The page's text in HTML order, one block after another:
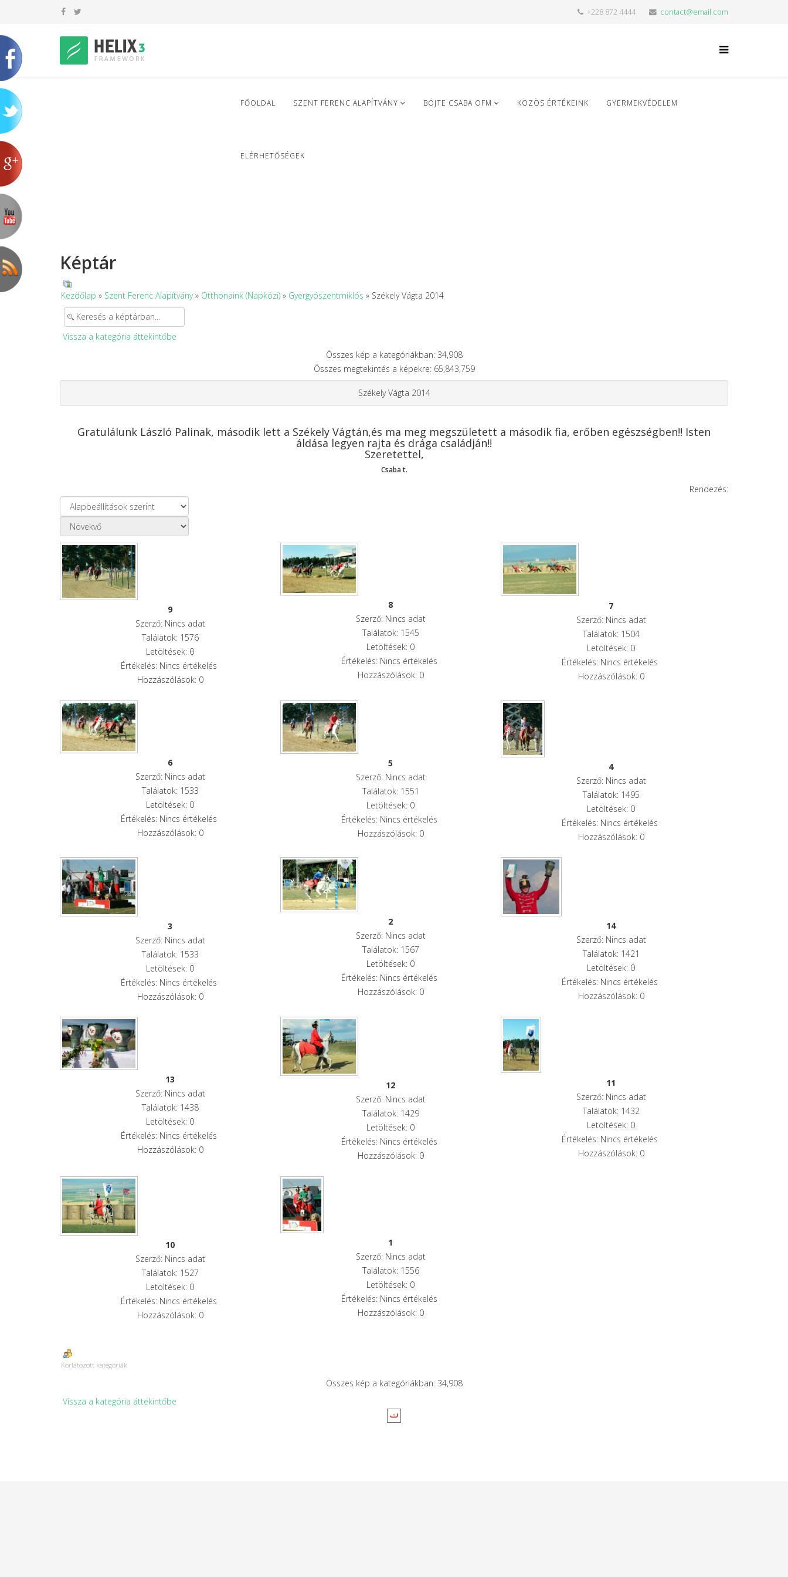
+228 872 4444 contact@email.com
FŐOLDAL SZENT FERENC ALAPÍTVÁNY BÖJTE CSABA OFM KÖZÖS ÉRTÉKEINK GYERMEKVÉDELEM
ELÉRHETŐSÉGEK
Képtár
Kezdőlap » Szent Ferenc Alapítvány» Otthonaink (Napközi) » Gyergyószentmiklós » Székely Vágta 2014
Vissza a kategória áttekintőbe
Összes kép a kategóriákban: 34,908
Összes megtekintés a képekre: 65,843,759
Székely Vágta 2014
Gratulálunk László Palinak, második lett a Székely Vágtán,és ma meg megszületett a második fia, erőben egészségben!! Isten
áldása legyen rajta és drága családján!!
Szeretettel,
Csaba t.
Rendezés:
9
Szerző: Nincs adat
Találatok: 1576
Letöltések: 0
Értékelés: Nincs értékelés
Hozzászólások: 0
8
Szerző: Nincs adat
Találatok: 1545
Letöltések: 0
Értékelés: Nincs értékelés
Hozzászólások: 0
7
Szerző: Nincs adat
Találatok: 1504
Letöltések: 0
Értékelés: Nincs értékelés
Hozzászólások: 0
6
Szerző: Nincs adat
Találatok: 1533
Letöltések: 0
Értékelés: Nincs értékelés
Hozzászólások: 0
5
Szerző: Nincs adat
Találatok: 1551
Letöltések: 0
Értékelés: Nincs értékelés
Hozzászólások: 0
4
Szerző: Nincs adat
Találatok: 1495
Letöltések: 0
Értékelés: Nincs értékelés
Hozzászólások: 0
3
Szerző: Nincs adat
Találatok: 1533
Letöltések: 0
Értékelés: Nincs értékelés
Hozzászólások: 0
2
Szerző: Nincs adat
Találatok: 1567
Letöltések: 0
Értékelés: Nincs értékelés
Hozzászólások: 0
14
Szerző: Nincs adat
Találatok: 1421
Letöltések: 0
Értékelés: Nincs értékelés
Hozzászólások: 0
13
Szerző: Nincs adat
Találatok: 1438
Letöltések: 0
Értékelés: Nincs értékelés
Hozzászólások: 0
12
Szerző: Nincs adat
Találatok: 1429
Letöltések: 0
Értékelés: Nincs értékelés
Hozzászólások: 0
11
Szerző: Nincs adat
Találatok: 1432
Letöltések: 0
Értékelés: Nincs értékelés
Hozzászólások: 0
10
Szerző: Nincs adat
Találatok: 1527
Letöltések: 0
Értékelés: Nincs értékelés
Hozzászólások: 0
1
Szerző: Nincs adat
Találatok: 1556
Letöltések: 0
Értékelés: Nincs értékelés
Hozzászólások: 0
Korlátozott kategóriák
Összes kép a kategóriákban: 34,908
Vissza a kategória áttekintőbe